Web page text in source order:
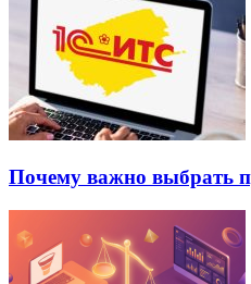
Почему важно выбрать